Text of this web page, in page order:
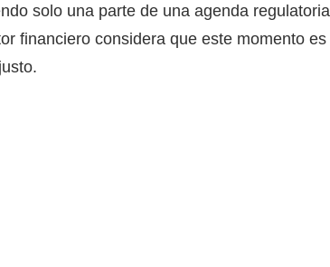
solo una parte de una agenda regulatoria
financiero considera que este momento es